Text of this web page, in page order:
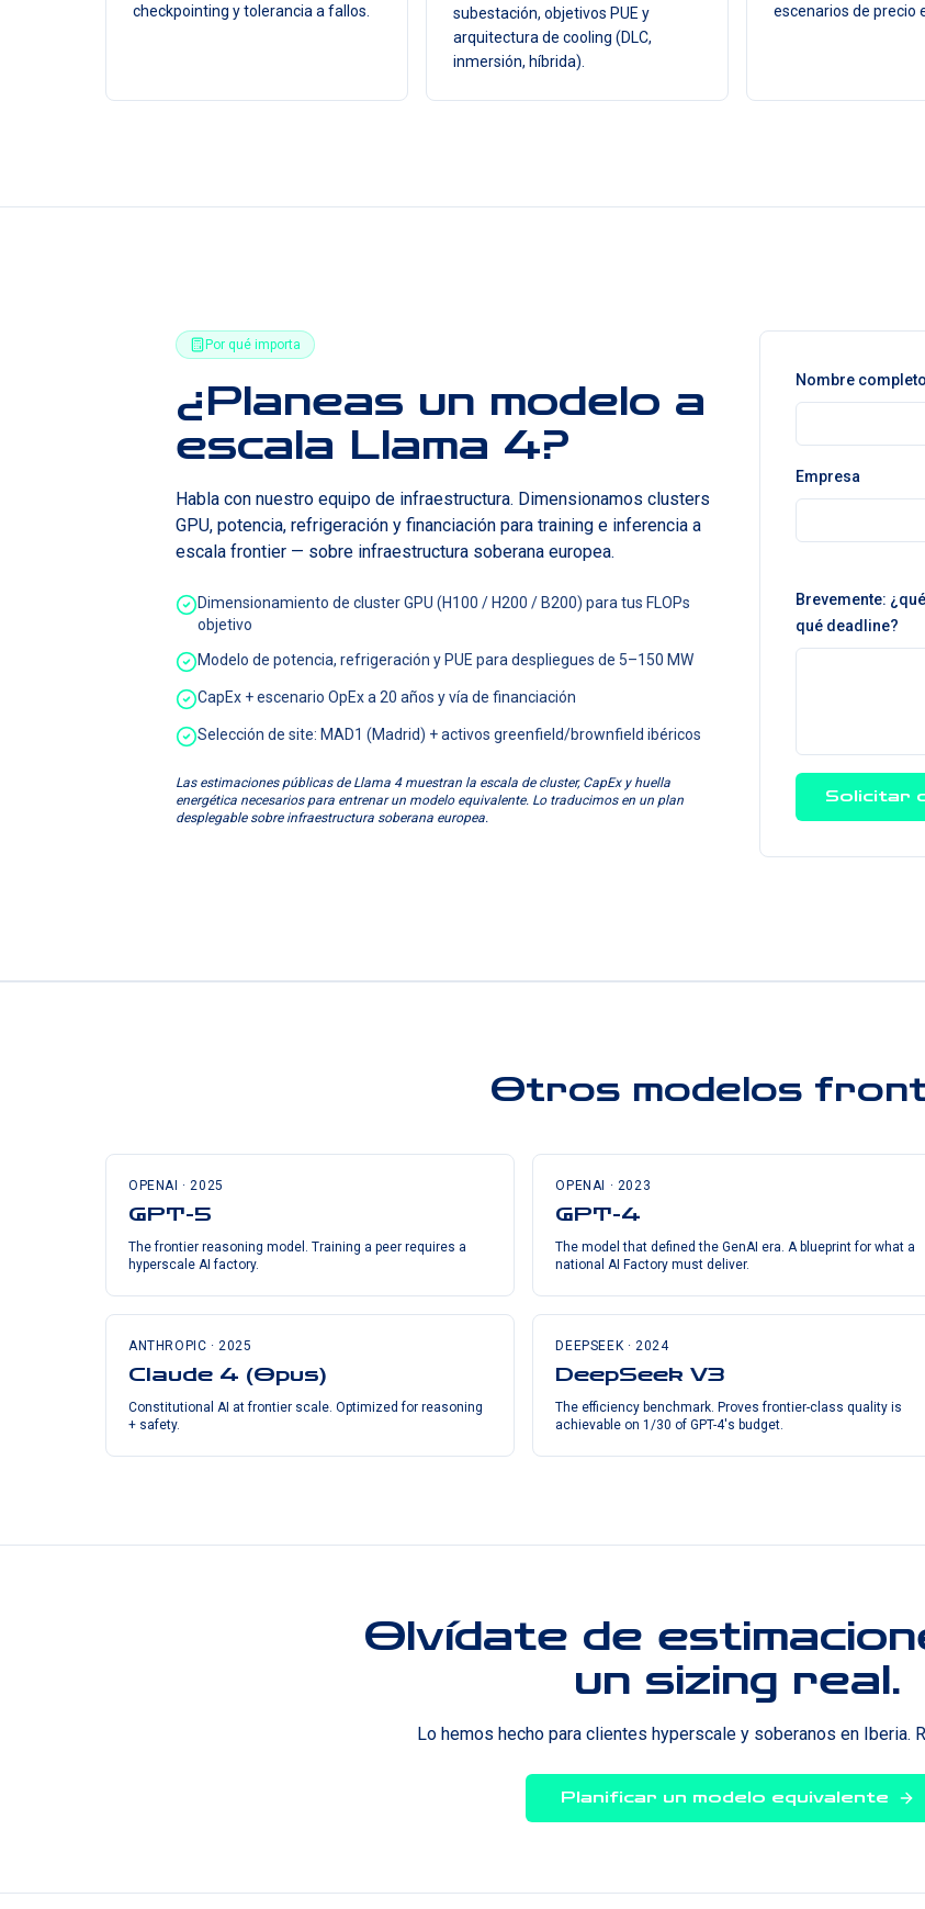
checkpointing y tolerancia a fallos.
subestación, objetivos PUE y
arquitectura de cooling (DLC,
inmersión, híbrida).
escenarios de precio
Por qué importa
¿Planeas un modelo a
escala Llama 4?
Habla con nuestro equipo de infraestructura. Dimensionamos clusters
GPU, potencia, refrigeración y financiación para training e inferencia a
escala frontier — sobre infraestructura soberana europea.
Dimensionamiento de cluster GPU (H100 / H200 / B200) para tus FLOPs
objetivo
Modelo de potencia, refrigeración y PUE para despliegues de 5–150 MW
CapEx + escenario OpEx a 20 años y vía de financiación
Selección de site: MAD1 (Madrid) + activos greenfield/brownfield ibéricos
Las estimaciones públicas de Llama 4 muestran la escala de cluster, CapEx y huella
energética necesarios para entrenar un modelo equivalente. Lo traducimos en un plan
desplegable sobre infraestructura soberana europea.
Nombre completo
Empresa
Brevemente:
qué deadline?
Solicitar
Otros modelos
OPENAI ·2025
GPT-5
The frontier reasoning model. Training a peer requires a
hyperscale AI factory.
OPENAI · 2023
GPT-4
The model that defined the GenAI era. A blueprint for what a
national AI Factory must deliver.
ANTHROPIC ·2025
Claude 4 (Opus)
Constitutional AI at frontier scale. Optimized for reasoning
+ safety.
DEEPSEEK · 2024
DeepSeek V3
The efficiency benchmark. Proves frontier-class quality is
achievable on 1/30 of GPT-4's budget.
Olvídate de
un sizing real.
Lo hemos hecho para clientes hyperscale y soberanos en Iberia.
Planificar un modelo equivalente